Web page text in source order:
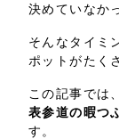
決めていなか
そんなタイミ
ポットがたく
この記事では
表参道の暇つ
す。